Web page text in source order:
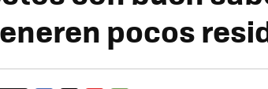
pocos